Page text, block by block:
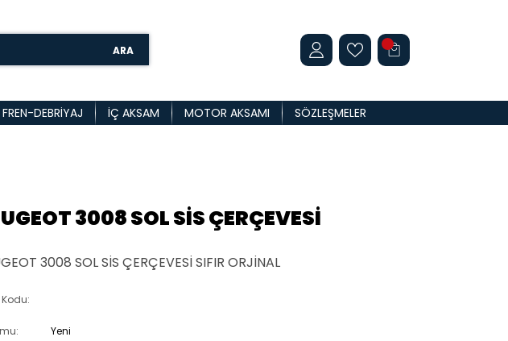
ARA
FREN-DEBRIYAJ İÇ AKSAM MOTOR AKSAMI SÖZLEŞMELER
3008 SOL SİS ÇERÇEVESİ
3008 SOL SİS ÇERÇEVESİ SIFIR ORJİNAL
Yeni